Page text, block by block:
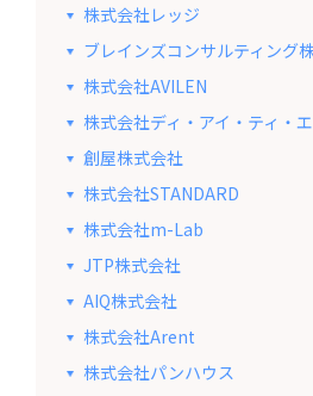
株式会社レッジ
ブレインズコンサルティング
株式会社AVILEN
株式会社ディ・アイ・ティ・
創屋株式会社
株式会社STANDARD
株式会社m-Lab
JTP株式会社
AIQ株式会社
株式会社Arent
株式会社パンハウス